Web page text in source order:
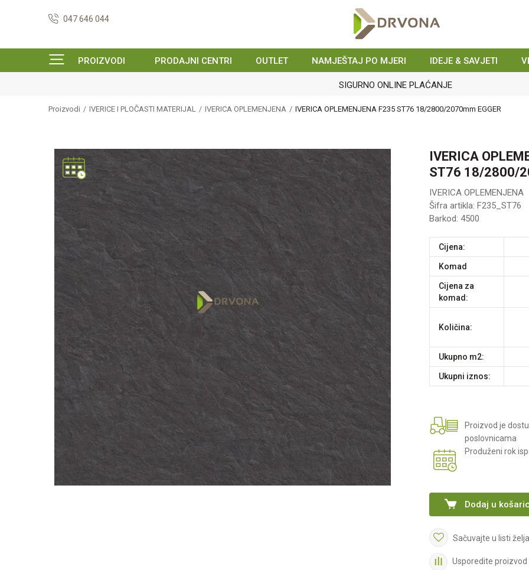
047 646 044
PROIZVODI PRODAJNI CENTRI OUTLET NAMJEŠTAJ PO MJERI IDEJE & SAVJETI
SIGURNO ONLINE PLAĆANJE
Proizvodi IVERICE I PLOČASTI MATERIJAL IVERICA OPLEMENJENA IVERICA OPLEMENJENA F235 ST76 18/2800/2070mm EGGER
IVERICA
ST76 18/2800/
IVERICA OPLEMENJENA
Šifra artikla: F235_ST76
Barkod: 4500
Cijena:
komad
Cijena za
komad:
Količina:
Ukupno m2:
Ukupni iznos:
Proizvod je
poslovnicama
Produženi rok
Dodaj u
Sačuvajte u listi želja
Usporedite proizvod